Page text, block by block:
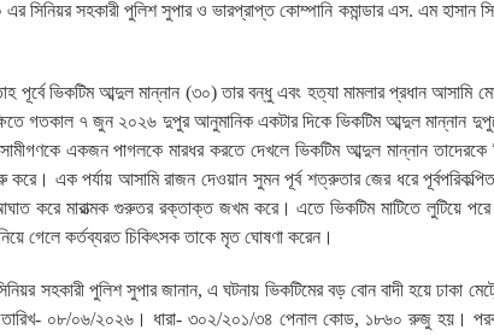
সহকারী পুলিশ সুপার ও ভারপ্রাপ্ত কোম্পানি কমান্ডার এস. এম হাসান
ভিকটিম আব্দুল মান্নান (৩০) তার বন্ধু এবং হত্যা মামলার প্রধান আসামি
গতকাল ৭ জুন ২০২৬ দুপুর আনুমানিক একটার দিকে ভিকটিম আব্দুল মান্নান দুপুরের
একজন পাগলকে মারধর করতে দেখলে ভিকটিম আব্দুল মান্নান
এক পর্যায় আসামি রাজন দেওয়ান সুমন পূর্ব শত্রুতার জের ধরে
আঘাত করে মারাত্মক গুরুতর রক্তাক্ত জখম করে। এতে ভিকটিম মাটিতে লুটিয়ে
গেলে কর্তব্যরত চিকিৎসক তাকে মৃত ঘোষণা করেন।
সহকারী পুলিশ সুপার জানান, এ ঘটনায় ভিকটিমের বড় বোন বাদী হয়ে ঢাকা
০৮/০৬/২০২৬। ধারা- ৩০২/২০১/৩৪ পেনাল কোড, ১৮৬০ রুজু হয়।